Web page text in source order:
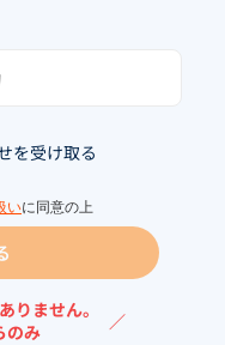
を受け取る
いに同意の上
りません。
のみ
／